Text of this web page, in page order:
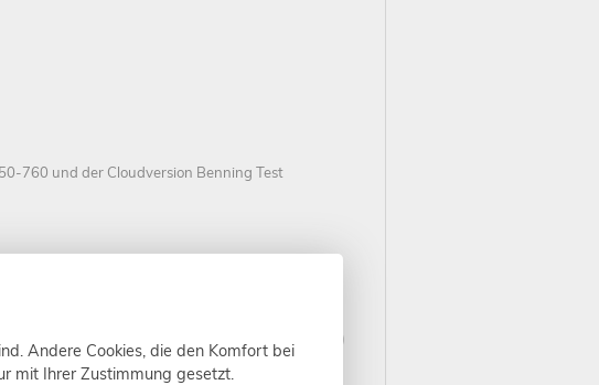
760 und der Cloudversion Benning Test
Elektronisch unterwiesene Personen (EUP's)
Andere Cookies, die den Komfort bei
mit Ihrer Zustimmung gesetzt.